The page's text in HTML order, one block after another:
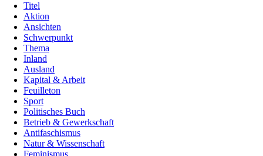
Titel
Aktion
Ansichten
Schwerpunkt
Thema
Inland
Ausland
Kapital & Arbeit
Feuilleton
Sport
Politisches Buch
Betrieb & Gewerkschaft
Antifaschismus
Natur & Wissenschaft
Feminismus